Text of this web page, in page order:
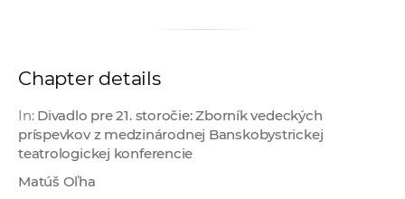
Chapter details
In: Divadlo pre 21. storočie: Zborník vedeckých
príspevkov z medzinárodnej Banskobystrickej
teatrologickej konferencie
Matúš Oľha